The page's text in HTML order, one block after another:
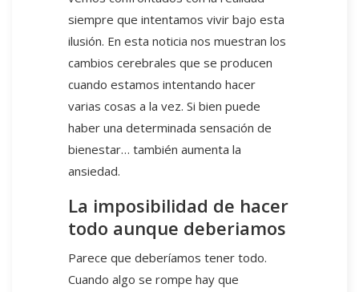
siempre que intentamos vivir bajo esta
ilusión. En esta noticia nos muestran los
cambios cerebrales que se producen
cuando estamos intentando hacer
varias cosas a la vez. Si bien puede
haber una determinada sensación de
bienestar… también aumenta la
ansiedad.
La imposibilidad de hacer
todo aunque deberiamos
Parece que deberíamos tener todo.
Cuando algo se rompe hay que